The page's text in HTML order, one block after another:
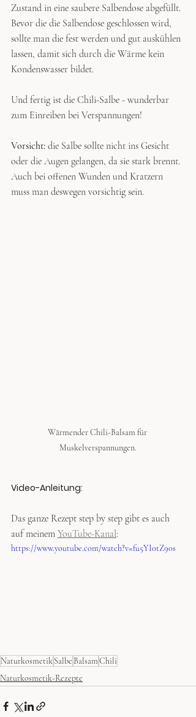
Zustand in eine saubere Salbendose abgefüllt.
Bevor die die Salbendose geschlossen wird,
sollte man die fest werden und gut auskühlen
lassen, damit sich durch die Wärme kein
Kondenswasser bildet.
Und fertig ist die Chili-Salbe - wunderbar
zum Einreiben bei Verspannungen!
Vorsicht: die Salbe sollte nicht ins Gesicht
oder die Augen gelangen, da sie stark brennt.
Auch bei offenen Wunden und Kratzern
muss man deswegen vorsichtig sein.
Wärmender Chili-Balsam für
Muskelverspannungen.
Video-Anleitung:
Das ganze Rezept step by step gibt es auch
auf meinem YouTube-Kanal:
https://www.youtube.com/watch?v=fu5YI0tZ90s
NaturkosmetikSalbe BalsamChili
Naturkosmetik-Rezepte